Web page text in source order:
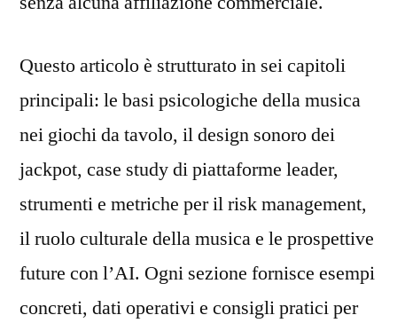
Case
di
NetEnt
ed
Evolution,
Metriche
di
Risk
Basate
Questo articolo è strutturato in sei capitoli
principali: le basi psicologiche della musica
nei giochi da tavolo, il design sonoro dei
jackpot, case study di piattaforme leader,
strumenti e metriche per il risk management,
il ruolo culturale della musica e le prospettive
future con l’AI. Ogni sezione fornisce esempi
concreti, dati operativi e consigli pratici per